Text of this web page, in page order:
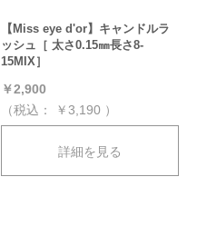
【Miss eye d'or】キャンドルラ
ッシュ［ 太さ0.15㎜長さ8-
15MIX］
￥2,900
（税込：
￥3,190 ）
詳細を見る